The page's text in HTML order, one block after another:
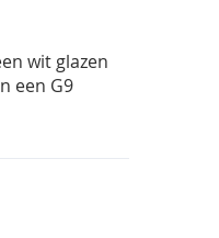
wit glazen
een G9